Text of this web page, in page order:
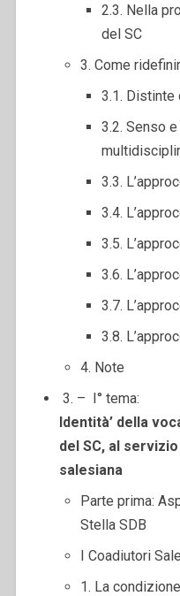
2.3. Nella
del SC
3. Come
3.1. Distinte
3.2. Senso
3.3.
3.4.
3.5.
3.6.
3.7.
3.8.
4. Note
3. – I° tema:
Identità’ della
del SC, al servizio
salesiana
Parte prima:
Stella SDB
I Coadiutori
1. La